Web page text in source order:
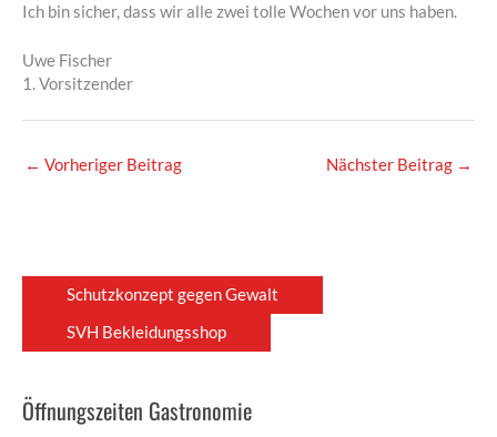
Ich bin sicher, dass wir alle zwei tolle Wochen vor uns haben.
Uwe Fischer
1. Vorsitzender
← Vorheriger Beitrag Nächster Beitrag →
Schutzkonzept gegen Gewalt
SVH Bekleidungsshop
Öffnungszeiten Gastronomie